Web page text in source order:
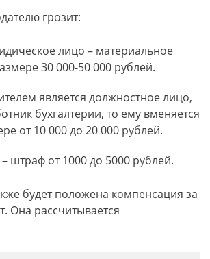
грозит:
лицо – материальное
30 000-50 000 рублей.
является должностное лицо,
бухгалтерии, то ему вменяется
от 10 000 до 20 000 рублей.
штраф от 1000 до 5000 рублей.
будет положена компенсация за
Она рассчитывается